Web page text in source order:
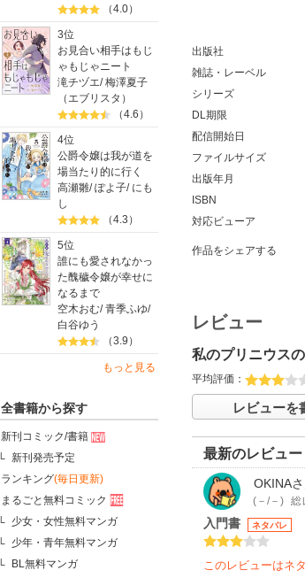
（4.0）
3位
お見合い相手はもじ
ゃもじゃニート
滝チヅエ/梅澤夏子
（エブリスタ）
（4.6）
4位
公爵令嬢は我が道を
場当たり的に行く
高瀬雛/ぽよ子/ にも
し
（4.3）
5位
誰にも愛されなかっ
た醜穢令嬢が幸せに
なるまで
空木おむ/青季ふゆ/
白谷ゆう
（3.9）
もっと見る
全書籍から探す
新刊コミック/書籍
新刊発売予定
ランキング(毎日更新)
まるごと無料コミック
少女・女性無料マンガ
少年・青年無料マンガ
BL無料マンガ
出版社
雑誌・レーベル
シリーズ
DL期限
配信開始日
ファイルサイズ
出版年月
ISBN
対応ビューア
作品をシェアする
レビュー
私のプリニウス
平均評価：
レビューを
最新のレビュー
OKINA
(－/－) 総
入門書 ネタバレ
このレビューはネ